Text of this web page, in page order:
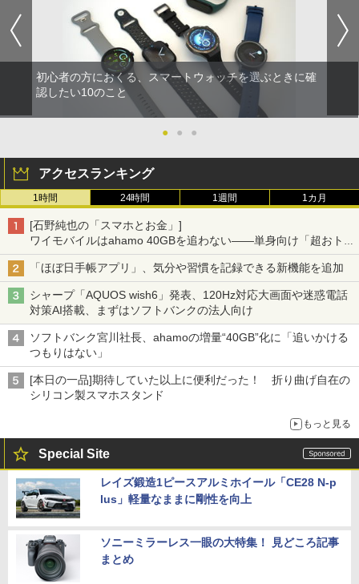
初心者の方におくる、スマートウォッチを選ぶときに確
認したい10のこと
● ● ●
アクセスランキング
1時間 24時間 1週間 1カ月
[石野純也の「スマホとお金」]
ワイモバイルはahamo 40GBを追わない――単身向け「超おトク
割」の安さと1年限定の注意点
「ほぼ日手帳アプリ」、気分や習慣を記録できる新機能を追加
シャープ「AQUOS wish6」発表、120Hz対応大画面や迷惑電話
対策AI搭載、まずはソフトバンクの法人向け
ソフトバンク宮川社長、ahamoの増量“40GB”化に「追いかける
つもりはない」
[本日の一品]期待していた以上に便利だった！ 折り曲げ自在の
シリコン製スマホスタンド
もっと見る
Special Site
レイズ鍛造1ピースアルミホイール「CE28 N-p
lus」軽量なままに剛性を向上
ソニーミラーレス一眼の大特集！ 見どころ記事
まとめ